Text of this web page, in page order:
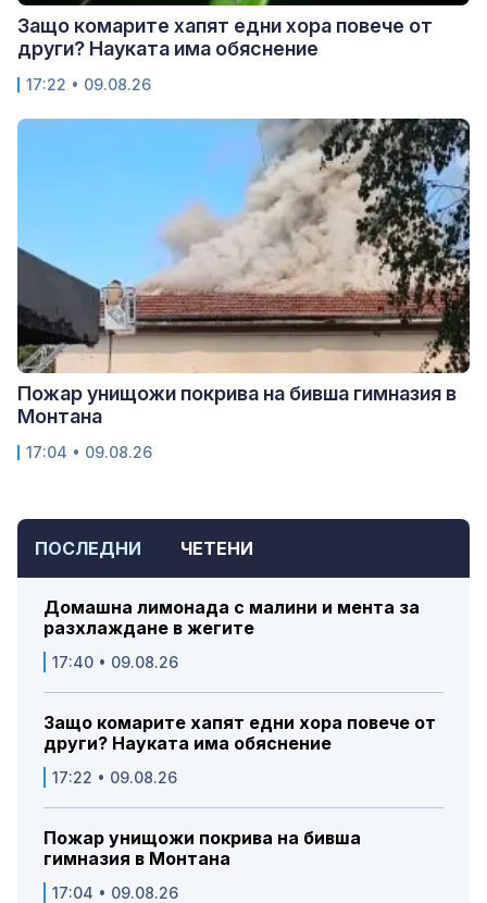
ПОСЛЕДНИ ЧЕТЕНИ
Домашна лимонада с малини и мента за
разхлаждане в жегите
17:40 • 09.08.26
Защо комарите хапят едни хора повече от
други? Науката има обяснение
17:22 • 09.08.26
Пожар унищожи покрива на бивша
гимназия в Монтана
17:04 • 09.08.26
Защо комарите хапят едни хора повече от
други? Науката има обяснение
17:22 • 09.08.26
Пожар унищожи покрива на бивша гимназия в
Монтана
17:04 • 09.08.26